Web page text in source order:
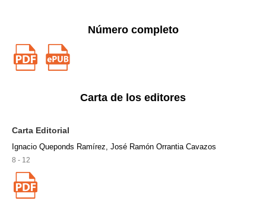
Número completo
Carta de los editores
Carta Editorial
Ignacio Queponds Ramírez, José Ramón Orrantia Cavazos
8 - 12